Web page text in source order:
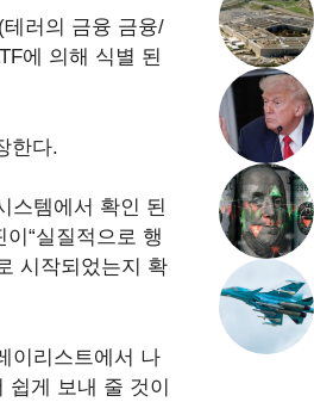
러의 금융 금융/
에 의해 식별 된
한다.
스템에서 확인 된
“실질적으로 행
시작되었는지 확
이리스트에서 나
쉽게 보내 줄 것이